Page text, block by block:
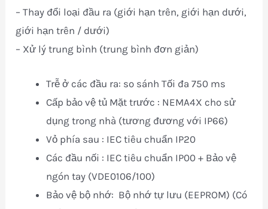
– Thay đổi loại đầu ra (giới hạn trên, giới hạn dưới,
giới hạn trên / dưới)
– Xử lý trung bình (trung bình đơn giản)
Trễ ở các đầu ra: so sánh Tối đa 750 ms
Cấp bảo vệ tủ Mặt trước : NEMA4X cho sử
dụng trong nhà (tương đương với IP66)
Vỏ phía sau : IEC tiêu chuẩn IP20
Các đầu nối : IEC tiêu chuẩn IP00 + Bảo vệ
ngón tay (VDE0106/100)
Bảo vệ bộ nhớ: Bộ nhớ tự lưu (EEPROM) (Có